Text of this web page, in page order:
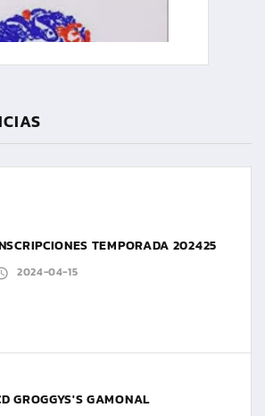
TEMPORADA 202425
2024-04-15
GROGGYS'S GAMONAL